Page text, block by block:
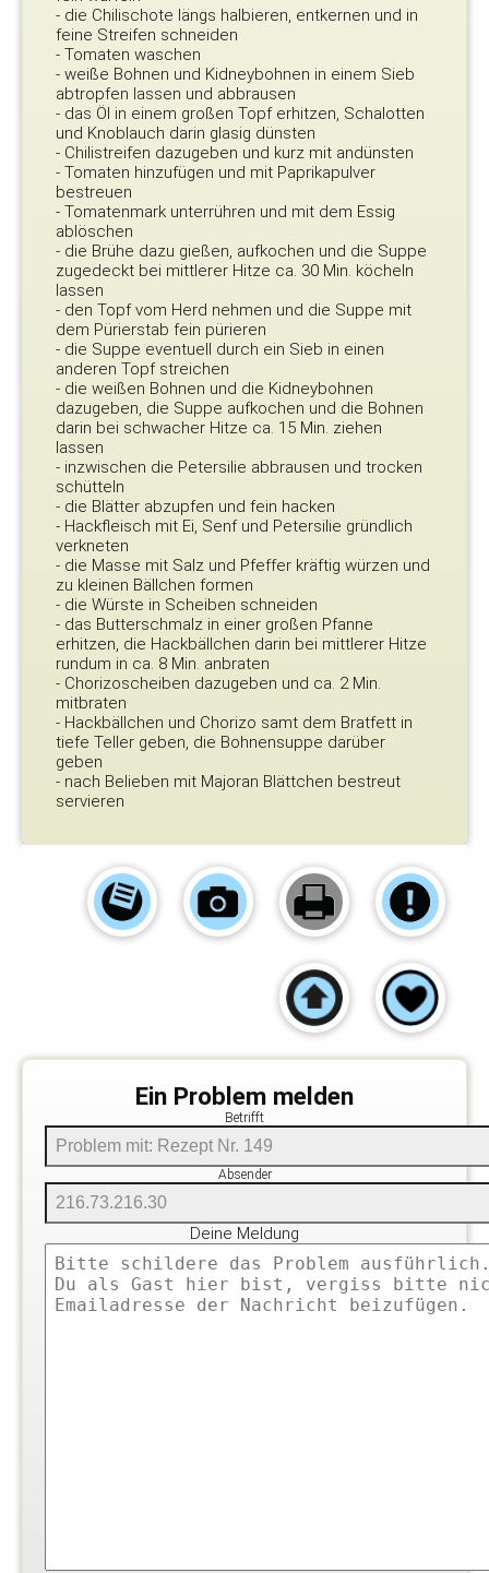
- die Chilischote längs halbieren, entkernen und in
feine Streifen schneiden
- Tomaten waschen
- weiße Bohnen und Kidneybohnen in einem Sieb
abtropfen lassen und abbrausen
- das Öl in einem großen Topf erhitzen, Schalotten
und Knoblauch darin glasig dünsten
- Chilistreifen dazugeben und kurz mit andünsten
- Tomaten hinzufügen und mit Paprikapulver
bestreuen
- Tomatenmark unterrühren und mit dem Essig
ablöschen
- die Brühe dazu gießen, aufkochen und die Suppe
zugedeckt bei mittlerer Hitze ca. 30 Min. köcheln
lassen
- den Topf vom Herd nehmen und die Suppe mit
dem Pürierstab fein pürieren
- die Suppe eventuell durch ein Sieb in einen
anderen Topf streichen
- die weißen Bohnen und die Kidneybohnen
dazugeben, die Suppe aufkochen und die Bohnen
darin bei schwacher Hitze ca. 15 Min. ziehen
lassen
- inzwischen die Petersilie abbrausen und trocken
schütteln
- die Blätter abzupfen und fein hacken
- Hackfleisch mit Ei, Senf und Petersilie gründlich
verkneten
- die Masse mit Salz und Pfeffer kräftig würzen und
zu kleinen Bällchen formen
- die Würste in Scheiben schneiden
- das Butterschmalz in einer großen Pfanne
erhitzen, die Hackbällchen darin bei mittlerer Hitze
rundum in ca. 8 Min. anbraten
- Chorizoscheiben dazugeben und ca. 2 Min.
mitbraten
- Hackbällchen und Chorizo samt dem Bratfett in
tiefe Teller geben, die Bohnensuppe darüber
geben
- nach Belieben mit Majoran Blättchen bestreut
servieren
Ein Problem melden
Betrifft
Absender
Deine Meldung